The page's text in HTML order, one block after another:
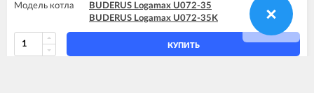
Модель котла
BUDERUS Logamax U072-35
BUDERUS Logamax U072-35K
КУПИТЬ